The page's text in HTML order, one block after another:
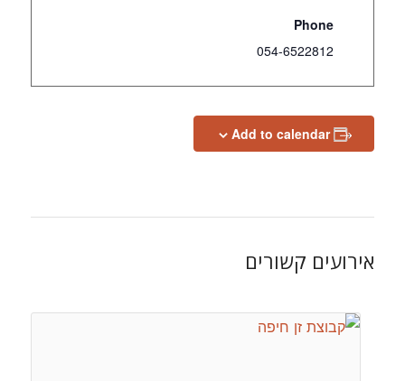
Phone
054-6522812
Add to calendar
אירועים קשורים